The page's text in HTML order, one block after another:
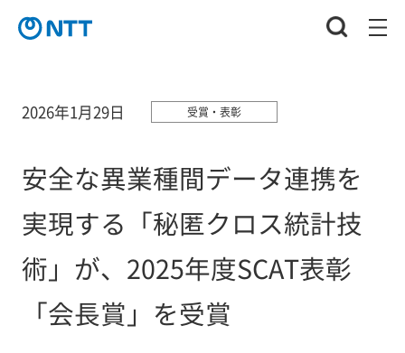
2026年1月29日 受賞・表彰
安全な異業種間データ連携を
実現する「秘匿クロス統計技
術」が、2025年度SCAT表彰
「会長賞」を受賞